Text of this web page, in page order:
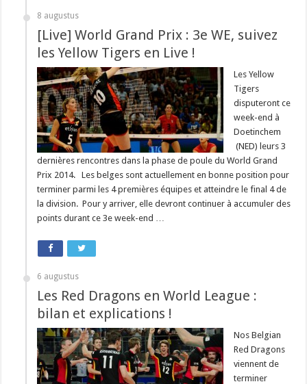
8 augustus
[Live] World Grand Prix : 3e WE, suivez
les Yellow Tigers en Live !
Les Yellow
Tigers
disputeront ce
week-end à
Doetinchem
(NED) leurs 3
dernières rencontres dans la phase de poule du World Grand
Prix 2014. Les belges sont actuellement en bonne position pour
terminer parmi les 4 premières équipes et atteindre le final 4 de
la division. Pour y arriver, elle devront continuer à accumuler des
points durant ce 3e week-end …
6 augustus
Les Red Dragons en World League :
bilan et explications !
Nos Belgian
Red Dragons
viennent de
terminer